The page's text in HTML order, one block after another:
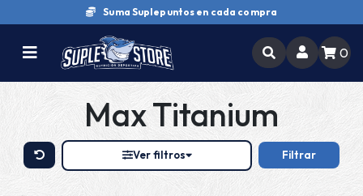
Suma Suplepuntos en cada compra
0
Max Titanium
Ver filtros Filtrar